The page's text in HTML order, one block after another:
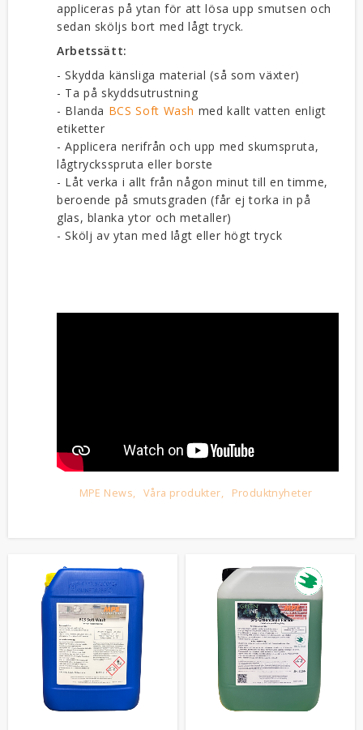
appliceras på ytan för att lösa upp smutsen och
sedan sköljs bort med lågt tryck.
Arbetssätt:
- Skydda känsliga material (så som växter)
- Ta på skyddsutrustning
- Blanda BCS Soft Wash med kallt vatten enligt
etiketter
- Applicera nerifrån och upp med skumspruta,
lågtrycksspruta eller borste
- Låt verka i allt från någon minut till en timme,
beroende på smutsgraden (får ej torka in på
glas, blanka ytor och metaller)
- Skölj av ytan med lågt eller högt tryck
MPE News Våra produkter Produktnyheter